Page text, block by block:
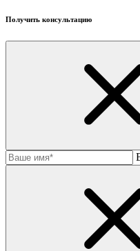
Получить консультацию